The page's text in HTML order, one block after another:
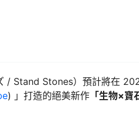
/ Stand Stones）預計將在
) 」打造的絕美新作 「生物×寶